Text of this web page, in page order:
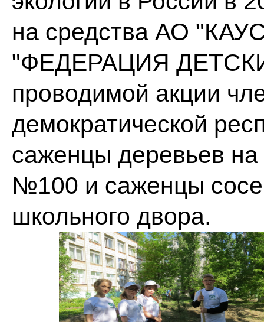
на средства АО
"ФЕДЕРАЦИЯ
проводимой акции
демократической
саженцы деревьев
№100 и саженцы
школьного двора.